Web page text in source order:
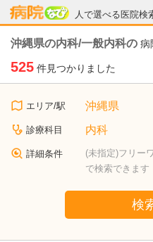
人で選べる医院検
病院なび
沖縄県の内科/一般内科の 病
525 件見つかりました
エリア/駅 沖縄県
診療科目 内科
詳細条件
(未指定)フリー
で検索できます
検